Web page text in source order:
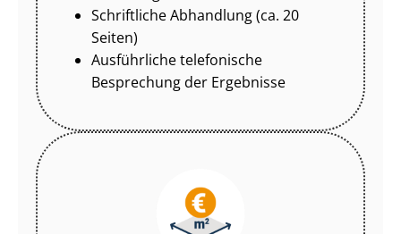
Schriftliche Abhandlung (ca. 20
Seiten)
Ausführliche telefonische
Besprechung der Ergebnisse